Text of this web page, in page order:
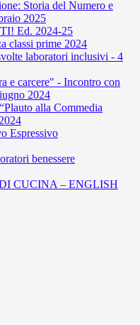
Storia del Numero e
2025
Ed. 2024-25
classi prime 2024
laboratori inclusivi - 4
e carcere" - Incontro con
2024
alla Commedia
Espressivo
benessere
CUCINA – ENGLISH